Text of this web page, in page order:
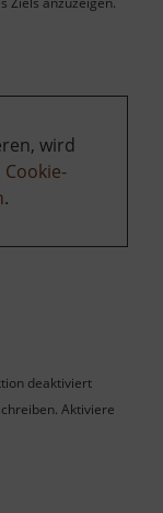
wird
Cookie-
.
deaktiviert
Aktiviere